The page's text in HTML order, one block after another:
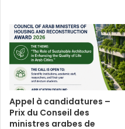
Appel à candidatures –
Prix du Conseil des
ministres arabes de